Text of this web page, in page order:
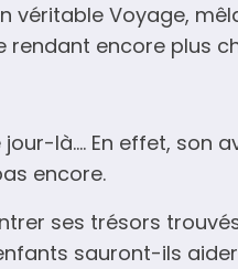
Voyage,
encore plus
là…. En effet, son
encore.
ses trésors
sauront-ils